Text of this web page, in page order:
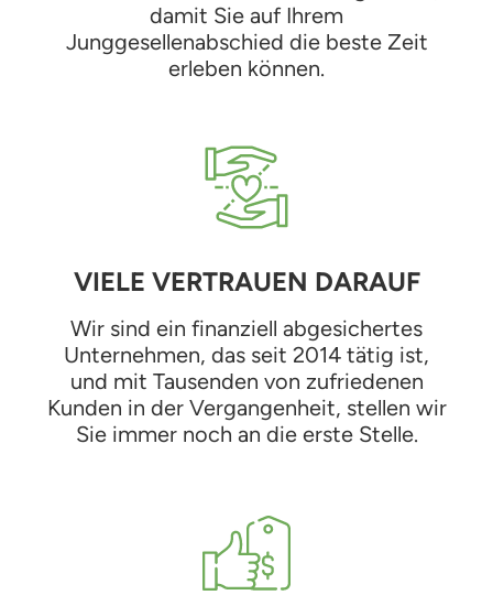
damit Sie auf Ihrem
Junggesellenabschied die beste Zeit
erleben können.
VIELE VERTRAUEN DARAUF
Wir sind ein finanziell abgesichertes
Unternehmen, das seit 2014 tätig ist,
und mit Tausenden von zufriedenen
Kunden in der Vergangenheit, stellen wir
Sie immer noch an die erste Stelle.